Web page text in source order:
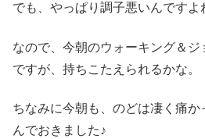
でも、やっぱり調子悪いんですよ
なので、今朝のウォーキング＆
ですが、持ちこたえられるかな。
ちなみに今朝も、のどは凄く痛
んでおきました♪